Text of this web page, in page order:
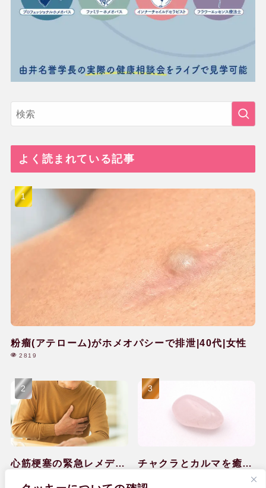
よく読まれている記事
粉瘤(アテローム)がホメオパシーで排泄|40代|女性
2819
心筋梗塞の緊急レメディ
チャクラとカルマを癒し